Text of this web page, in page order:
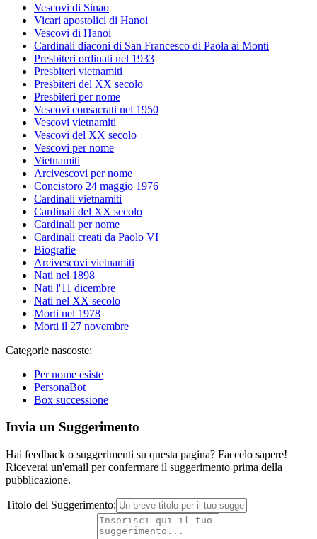
Vescovi di Sinao
Vicari apostolici di Hanoi
Vescovi di Hanoi
Cardinali diaconi di San Francesco di Paola ai Monti
Presbiteri ordinati nel 1933
Presbiteri vietnamiti
Presbiteri del XX secolo
Presbiteri per nome
Vescovi consacrati nel 1950
Vescovi vietnamiti
Vescovi del XX secolo
Vescovi per nome
Vietnamiti
Arcivescovi per nome
Concistoro 24 maggio 1976
Cardinali vietnamiti
Cardinali del XX secolo
Cardinali per nome
Cardinali creati da Paolo VI
Biografie
Arcivescovi vietnamiti
Nati nel 1898
Nati l'11 dicembre
Nati nel XX secolo
Morti nel 1978
Morti il 27 novembre
Categorie nascoste:
Per nome esiste
PersonaBot
Box successione
Invia un Suggerimento
Hai feedback o suggerimenti su questa pagina? Faccelo sapere!
Riceverai un'email per confermare il suggerimento prima della
pubblicazione.
Titolo del Suggerimento: